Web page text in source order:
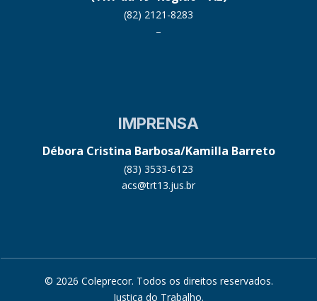
(82) 2121-8283
–
IMPRENSA
Débora Cristina Barbosa/Kamilla Barreto
(83) 3533-6123
acs@trt13.jus.br
© 2026 Coleprecor. Todos os direitos reservados.
Justiça do Trabalho.